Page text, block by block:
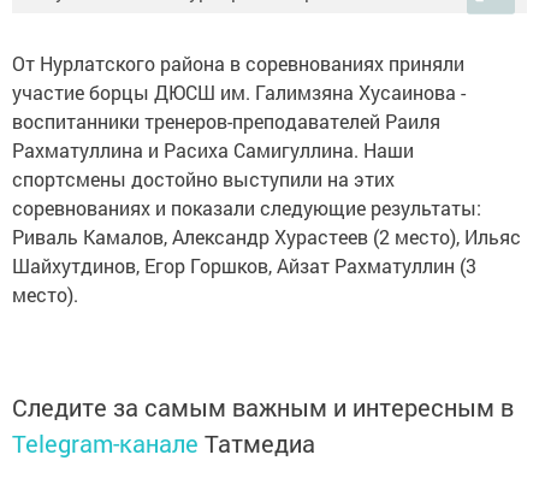
От Нурлатского района в соревнованиях приняли
участие борцы ДЮСШ им. Галимзяна Хусаинова -
воспитанники тренеров-преподавателей Раиля
Рахматуллина и Расиха Самигуллина. Наши
спортсмены достойно выступили на этих
соревнованиях и показали следующие результаты:
Риваль Камалов, Александр Хурастеев (2 место), Ильяс
Шайхутдинов, Егор Горшков, Айзат Рахматуллин (3
место).
Следите за самым важным и интересным в
Telegram-канале Татмедиа